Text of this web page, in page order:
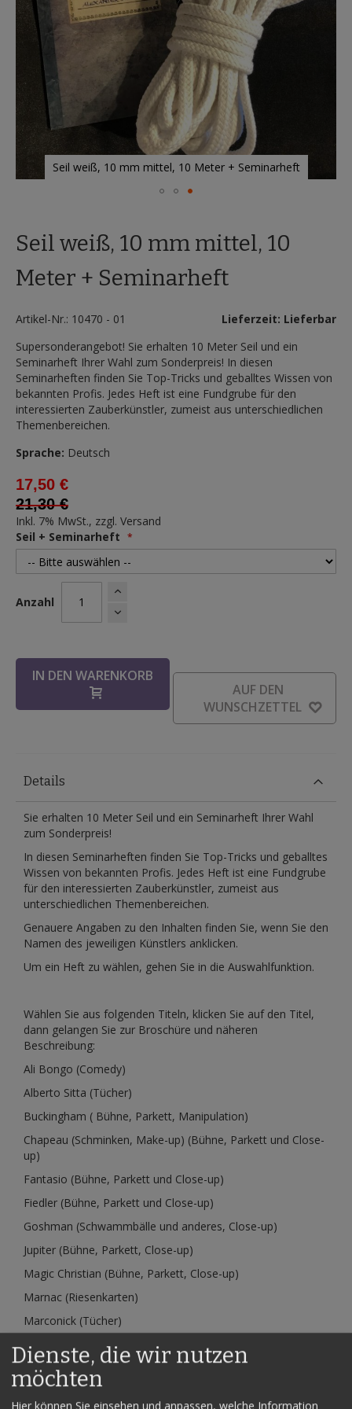
Seil weiß, 10 mm mittel, 10 Meter + Seminarheft
der
springen
Seil weiß, 10 mm mittel, 10
Meter + Seminarheft
Artikel-Nr.: 10470 - 01
Lieferzeit: Lieferbar
Supersonderangebot! Sie erhalten 10 Meter Seil und ein
Seminarheft Ihrer Wahl zum Sonderpreis! In diesen
Seminarheften finden Sie Top-Tricks und geballtes Wissen von
bekannten Profis. Jedes Heft ist eine Fundgrube für den
interessierten Zauberkünstler, zumeist aus unterschiedlichen
Themenbereichen.
Sprache: Deutsch
17,50 €
21,30 €
Inkl. 7% MwSt., zzgl. Versand
Seil + Seminarheft
Anzahl
IN DEN WARENKORB
AUF DEN
WUNSCHZETTEL
Details
Sie erhalten 10 Meter Seil und ein Seminarheft Ihrer Wahl
zum Sonderpreis!
In diesen Seminarheften finden Sie Top-Tricks und geballtes
Wissen von bekannten Profis. Jedes Heft ist eine Fundgrube
für den interessierten Zauberkünstler, zumeist aus
unterschiedlichen Themenbereichen.
Genauere Angaben zu den Inhalten finden Sie, wenn Sie den
Namen des jeweiligen Künstlers anklicken.
Um ein Heft zu wählen, gehen Sie in die Auswahlfunktion.
Wählen Sie aus folgenden Titeln, klicken Sie auf den Titel,
dann gelangen Sie zur Broschüre und näheren
Beschreibung:
Ali Bongo (Comedy)
Alberto Sitta (Tücher)
Buckingham ( Bühne, Parkett, Manipulation)
Chapeau (Schminken, Make-up) (Bühne, Parkett und Close-
up)
Fantasio (Bühne, Parkett und Close-up)
Fiedler (Bühne, Parkett und Close-up)
Goshman (Schwammbälle und anderes, Close-up)
Jupiter (Bühne, Parkett, Close-up)
Magic Christian (Bühne, Parkett, Close-up)
Marnac (Riesenkarten)
Marconick (Tücher)
Marconick (Bühne, Close up)
Mia (Bühnenauftritt, Bewegung, Schminken)
Page (Das Topit)
Dienste, die wir nutzen
möchten
Hier können Sie einsehen und anpassen, welche Information